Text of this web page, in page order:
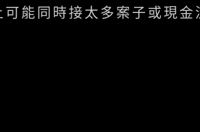
能同時接太多案子或現金